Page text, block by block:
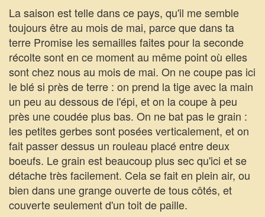
La saison est telle dans ce pays, qu'il me semble
toujours être au mois de mai, parce que dans ta
terre Promise les semailles faites pour la seconde
récolte sont en ce moment au même point où elles
sont chez nous au mois de mai. On ne coupe pas ici
le blé si près de terre : on prend la tige avec la main
un peu au dessous de l'épi, et on la coupe à peu
près une coudée plus bas. On ne bat pas le grain :
les petites gerbes sont posées verticalement, et on
fait passer dessus un rouleau placé entre deux
boeufs. Le grain est beaucoup plus sec qu'ici et se
détache très facilement. Cela se fait en plein air, ou
bien dans une grange ouverte de tous côtés, et
couverte seulement d'un toit de paille.